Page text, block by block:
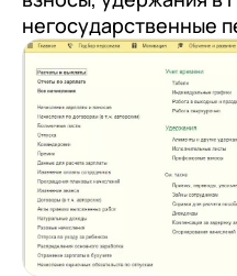
негосударственные